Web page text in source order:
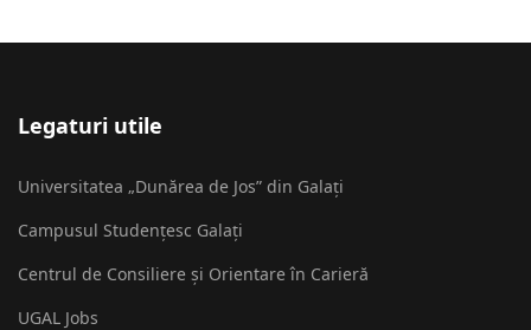
Legaturi utile
Universitatea „Dunărea de Jos” din Galați
Campusul Studențesc Galați
Centrul de Consiliere și Orientare în Carieră
UGAL Jobs